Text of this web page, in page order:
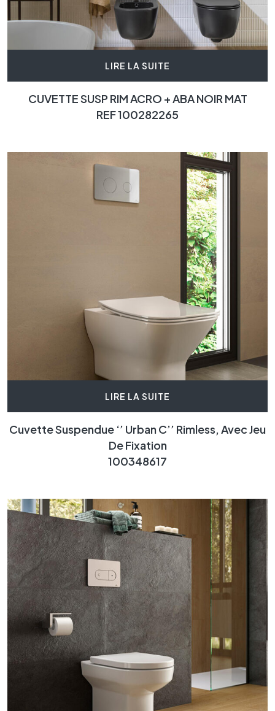
LIRE LA SUITE
CUVETTE SUSP RIM ACRO + ABA NOIR MAT
REF 100282265
LIRE LA SUITE
Cuvette Suspendue ‘’ Urban C’’ Rimless, Avec Jeu
De Fixation
100348617